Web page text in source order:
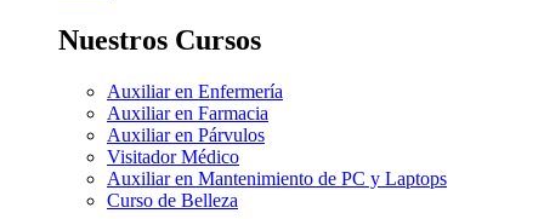
Nuestros Cursos
Auxiliar en Enfermería
Auxiliar en Farmacia
Auxiliar en Párvulos
Visitador Médico
Auxiliar en Mantenimiento de PC y Laptops
Curso de Belleza